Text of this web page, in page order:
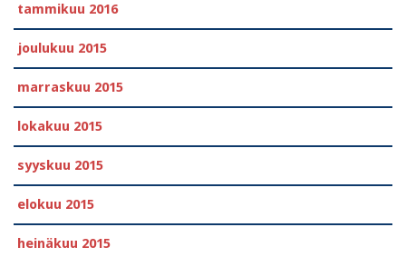
tammikuu 2016
joulukuu 2015
marraskuu 2015
lokakuu 2015
syyskuu 2015
elokuu 2015
heinäkuu 2015